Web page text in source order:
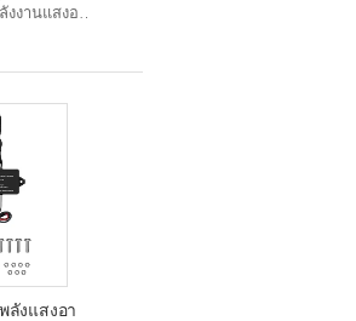
านแสงอาทิตย์
ลังแสงอา